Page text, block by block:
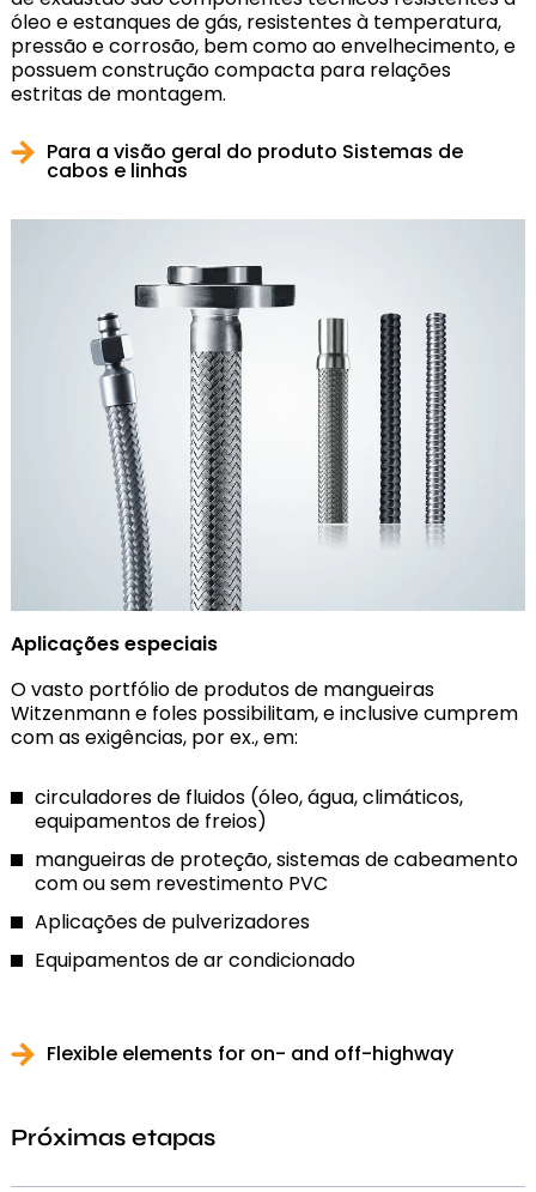
óleo e estanques de gás, resistentes à temperatura,
pressão e corrosão, bem como ao envelhecimento, e
possuem construção compacta para relações
estritas de montagem.
Para a visão geral do produto Sistemas de
cabos e linhas
Aplicações especiais
O vasto portfólio de produtos de mangueiras
Witzenmann e foles possibilitam, e inclusive cumprem
com as exigências, por ex., em:
circuladores de fluidos (óleo, água, climáticos,
equipamentos de freios)
mangueiras de proteção, sistemas de cabeamento
com ou sem revestimento PVC
Aplicações de pulverizadores
Equipamentos de ar condicionado
Flexible elements for on- and off-highway
Próximas etapas